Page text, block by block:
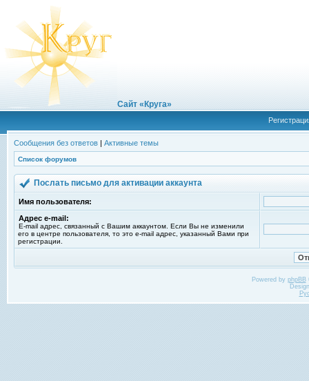
Сайт «Круга»
Сообщения без ответов | Активные темы
Список форумов
Послать письмо для активации аккаунта
Имя пользователя:
Адрес e-mail:
E-mail адрес, связанный с Вашим аккаунтом. Если Вы не изменили
его в центре пользователя, то это e-mail адрес, указанный Вами при
регистрации.
Powered by phpBB